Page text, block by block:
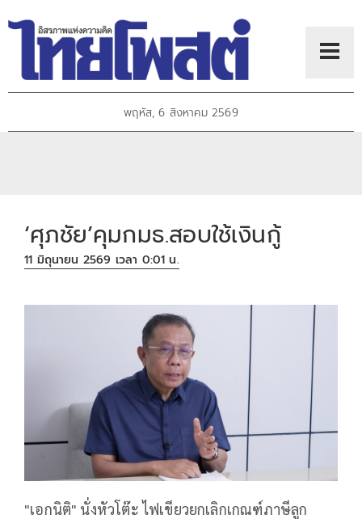
พฤหัส, 6 สิงหาคม 2569
‘ศุภชัย’คุมกมธ.สอบใช้เงินกู้
11 มิถุนายน 2569 เวลา 0:01 น.
"เอกนิติ" นั่งหัวโต๊ะ ไฟเขียวยกเลิกเกณฑ์ภาษีลูก